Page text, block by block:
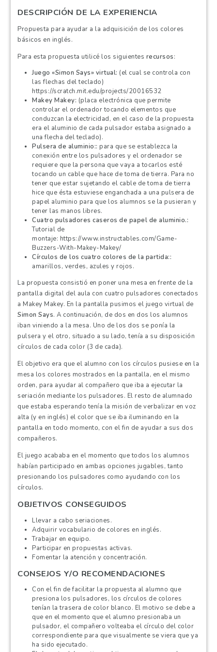
DESCRIPCIÓN DE LA EXPERIENCIA
Propuesta para ayudar a la adquisición de los colores
básicos en inglés.
Para esta propuesta utilicé los siguientes recursos:
Juego «Simon Says» virtual (el cual se controla con
las flechas del teclado)
https://scratch.mit.edu/projects/20016532
Makey Makey (placa electrónica que permite
controlar el ordenador tocando elementos que
conduzcan la electricidad, en el caso de la propuesta
era el aluminio de cada pulsador estaba asignado a
una flecha del teclado).
Pulsera de aluminio: para que se establezca la
conexión entre los pulsadores y el ordenador se
requiere que la persona que vaya a tocarlos esté
tocando un cable que hace de toma de tierra. Para no
tener que estar sujetando el cable de toma de tierra
hice que ésta estuviese enganchada a una pulsera de
papel aluminio para que los alumnos se la pusieran y
tener las manos libres.
Cuatro pulsadores caseros de papel de aluminio.
Tutorial de
montaje: https://www.instructables.com/Game-
Buzzers-With-Makey-Makey/
Círculos de los cuatro colores de la partida:
amarillos, verdes, azules y rojos.
La propuesta consistió en poner una mesa en frente de la
pantalla digital del aula con cuatro pulsadores conectados
a Makey Makey. En la pantalla pusimos el juego virtual de
Simon Says. A continuación, de dos en dos los alumnos
iban viniendo a la mesa. Uno de los dos se ponía la
pulsera y el otro, situado a su lado, tenía a su disposición
círculos de cada color (3 de cada).
El objetivo era que el alumno con los círculos pusiese en la
mesa los colores mostrados en la pantalla, en el mismo
orden, para ayudar al compañero que iba a ejecutar la
seriación mediante los pulsadores. El resto de alumnado
que estaba esperando tenía la misión de verbalizar en voz
alta (y en inglés) el color que se iba iluminando en la
pantalla en todo momento, con el fin de ayudar a sus dos
compañeros.
El juego acababa en el momento que todos los alumnos
habían participado en ambas opciones jugables, tanto
presionando los pulsadores como ayudando con los
círculos.
OBJETIVOS CONSEGUIDOS
Llevar a cabo seriaciones.
Adquirir vocabulario de colores en inglés.
Trabajar en equipo.
Participar en propuestas activas.
Fomentar la atención y concentración.
CONSEJOS Y/O RECOMENDACIONES
Con el fin de facilitar la propuesta al alumno que
presiona los pulsadores, los círculos de colores
tenían la trasera de color blanco. El motivo se debe a
que en el momento que el alumno presionaba un
pulsador, el compañero volteaba el círculo del color
correspondiente para que visualmente se viera que ya
ha sido ejecutado.